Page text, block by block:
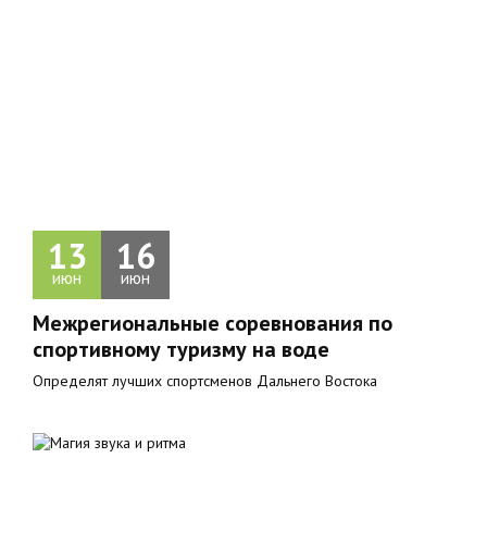
13
июн 16
июн
Межрегиональные соревнования по
спортивному туризму на воде
Определят лучших спортсменов Дальнего Востока